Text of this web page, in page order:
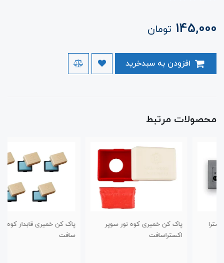
145,000 تومان
محصولات مرتبط
پاک کن خمیری کوه نور سوپر
اکستراسافت
پاک کن خمیری قابدار کوه نور